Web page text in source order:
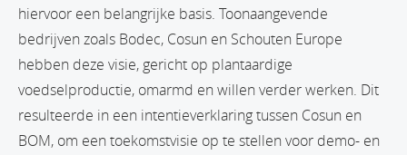
hiervoor een belangrijke basis. Toonaangevende
bedrijven zoals Bodec, Cosun en Schouten Europe
hebben deze visie, gericht op plantaardige
voedselproductie, omarmd en willen verder werken. Dit
resulteerde in een intentieverklaring tussen Cosun en
BOM, om een toekomstvisie op te stellen voor demo- en